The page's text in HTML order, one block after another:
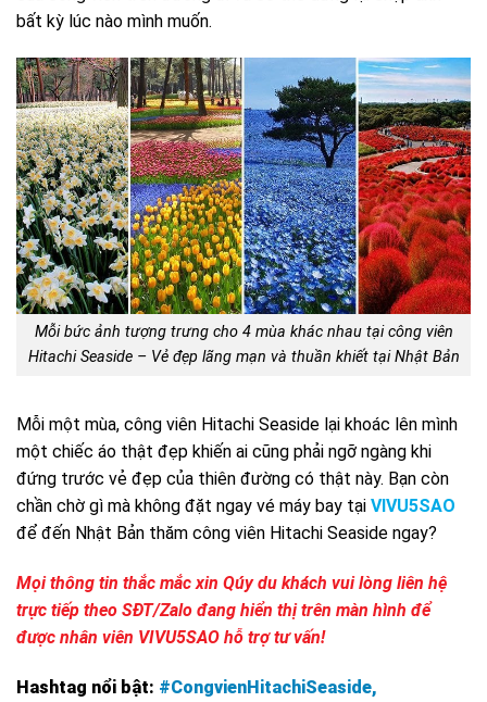
bất kỳ lúc nào mình muốn.
Mỗi bức ảnh tượng trưng cho 4 mùa khác nhau tại công viên
Hitachi Seaside – Vẻ đẹp lãng mạn và thuần khiết tại Nhật Bản
Mỗi một mùa, công viên Hitachi Seaside lại khoác lên mình
một chiếc áo thật đẹp khiến ai cũng phải ngỡ ngàng khi
đứng trước vẻ đẹp của thiên đường có thật này. Bạn còn
chần chờ gì mà không đặt ngay vé máy bay tại VIVU5SAO
để đến Nhật Bản thăm công viên Hitachi Seaside ngay?
Mọi thông tin thắc mắc xin Qúy du khách vui lòng liên hệ
trực tiếp theo SĐT/Zalo đang hiển thị trên màn hình để
được nhân viên VIVU5SAO hỗ trợ tư vấn!
Hashtag nổi bật: #CongvienHitachiSeaside,